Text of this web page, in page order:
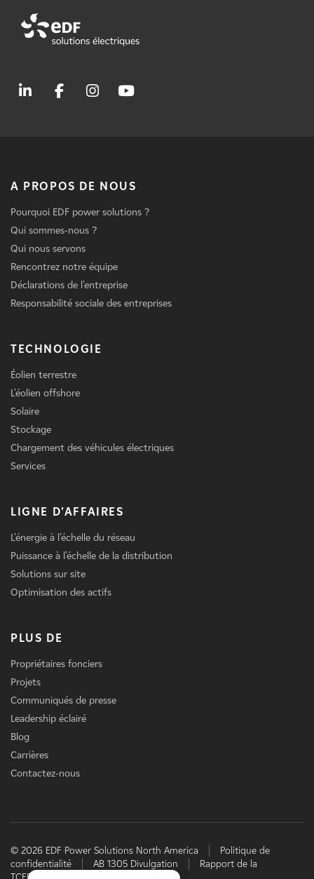
A PROPOS DE NOUS
Pourquoi EDF power solutions ?
Qui sommes-nous ?
Qui nous servons
Rencontrez notre équipe
Déclarations de l'entreprise
Responsabilité sociale des entreprises
TECHNOLOGIE
Éolien terrestre
L'éolien offshore
Solaire
Stockage
Chargement des véhicules électriques
Services
LIGNE D'AFFAIRES
L'énergie à l'échelle du réseau
Puissance à l'échelle de la distribution
Solutions sur site
Optimisation des actifs
PLUS DE
Propriétaires fonciers
Projets
Communiqués de presse
Leadership éclairé
Blog
Carrières
Contactez-nous
© 2026 EDF Power Solutions North America
Politique de
confidentialité
AB 1305 Divulgation
Rapport de la